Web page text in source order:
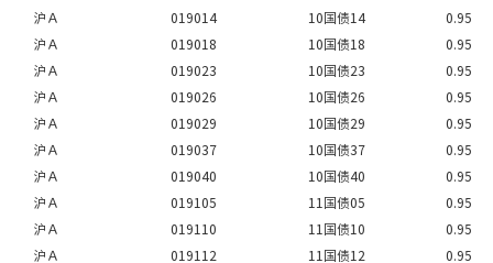
沪Ａ
019014 10国债14
0.95
沪Ａ
019018 10国债18
0.95
沪Ａ
019023 10国债23
0.95
沪Ａ
019026 10国债26
0.95
沪Ａ
019029 10国债29
0.95
沪Ａ
019037 10国债37
0.95
沪Ａ
019040 10国债40
0.95
沪Ａ
019105 11国债05
0.95
沪Ａ
019110 11国债10
0.95
沪Ａ
019112 11国债12
0.95